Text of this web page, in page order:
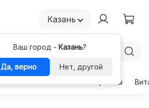
Казань
Ваш город - Казань?
Да, верно
Нет, другой
Гормоны